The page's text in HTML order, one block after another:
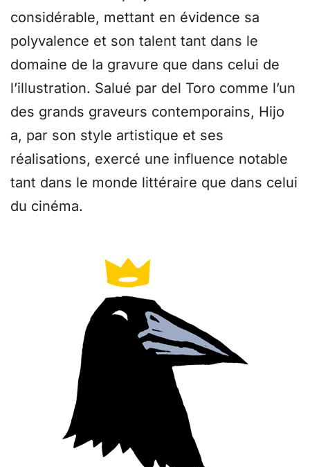
considérable, mettant en évidence sa
polyvalence et son talent tant dans le
domaine de la gravure que dans celui de
l’illustration. Salué par del Toro comme l’un
des grands graveurs contemporains, Hijo
a, par son style artistique et ses
réalisations, exercé une influence notable
tant dans le monde littéraire que dans celui
du cinéma.